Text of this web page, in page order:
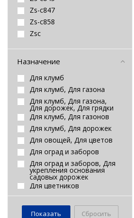
Заборная решетка
Заборы деревянные
Заборы пластиковые
проволоки
проволоки
Калитки
Камни декоративные
природные
Кашпо
Кашпо без поддона
Кашпо для бонсаев
Кашпо для кактусов
Кашпо и вазоны уличные
Кашпо из оцинковки, лозы,
кашпо \"кухонная тема\"
Кашпо керамическое
Кашпо металлические
Кашпо пластиковые
Gripple
Idea
Jebao
Kaeming
Kaemingk
Keter
KHW
Koopman
Lechuza
Lene Bjerre
Lumineo
Nina Glass
NO NAME
noname
Oase
Park
Zs-c847
Zs-c858
Zsc
Назначение
Для клумб
Для клумб, Для газона
Для клумб, Для газона,
Для дорожек, Для грядки
Для клумб, Для газонов
Для клумб, Для дорожек
Для овощей, Для цветов
Для оград и заборов
Для оград и заборов, Для
укрепления основания
садовых дорожек
Для цветников
Для цветов
Сбросить